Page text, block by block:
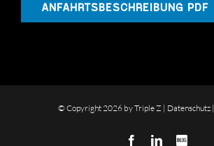
ANFAHRTSBESCHREIBUNG PDF
© Copyright 2026 by Triple Z | Datenschutz|
FacebookLinkedIn
Blog